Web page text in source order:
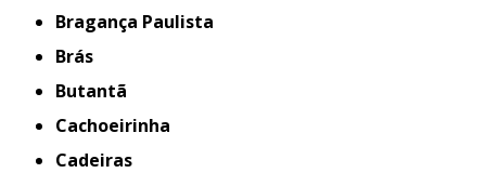
Bragança Paulista
Brás
Butantã
Cachoeirinha
Cadeiras